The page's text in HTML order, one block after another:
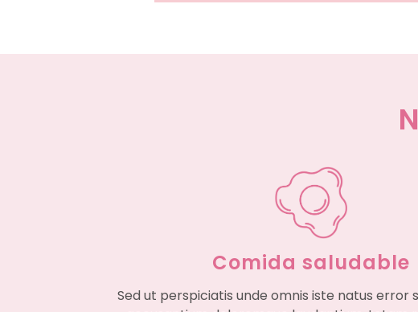
Comida saludable
Sed ut perspiciatis unde omnis iste natus error